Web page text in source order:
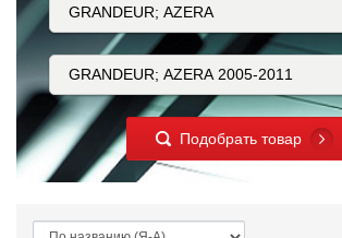
Подобрать товар